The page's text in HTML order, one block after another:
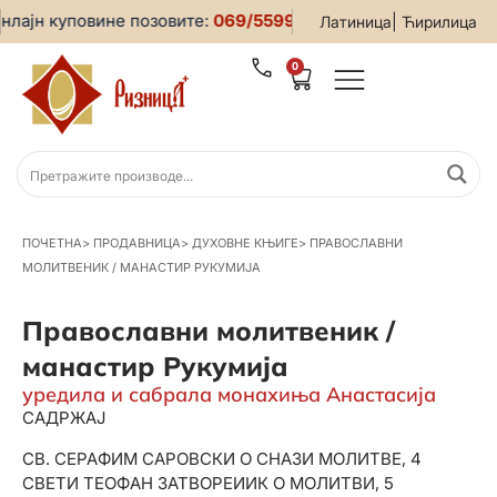
Латиница Ћирилица
куповине позовите:069/5599-019 • За све
0
ПОЧЕТНА> ПРОДАВНИЦА> ДУХОВНЕ КЊИГЕ> ПРАВОСЛАВНИ
МОЛИТВЕНИК / МАНАСТИР РУКУМИЈА
Православни молитвеник /
манастир Рукумија
уредила и сабрала монахиња Анастасија
САДРЖАЈ
СВ. СЕРАФИМ САРОВСКИ О СНАЗИ МОЛИТВЕ, 4
СВЕТИ ТЕОФАН ЗАТВОРЕИИК О МОЛИТВИ, 5